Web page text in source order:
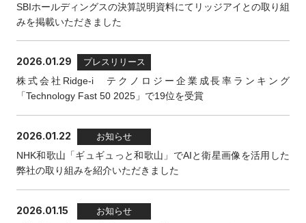
SBIホールディングスの決算説明資料にてリッジアイとの取り組
みを掲載いただきました
2026.01.29 プレスリリース
株式会社Ridge-i テクノロジー企業成長率ランキング
「Technology Fast 50 2025」で19位を受賞
2026.01.22 お知らせ
NHK和歌山「ギュギュっと和歌山」でAIと衛星画像を活用した
弊社の取り組みを紹介いただきました
2026.01.15 お知らせ